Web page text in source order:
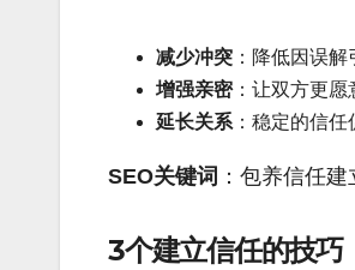
减少冲突 ：降低因误解
增强亲密：让双方更愿
延长关系 ：稳定的信任
SEO关键词 ：包养信任
3个建立信任的技巧